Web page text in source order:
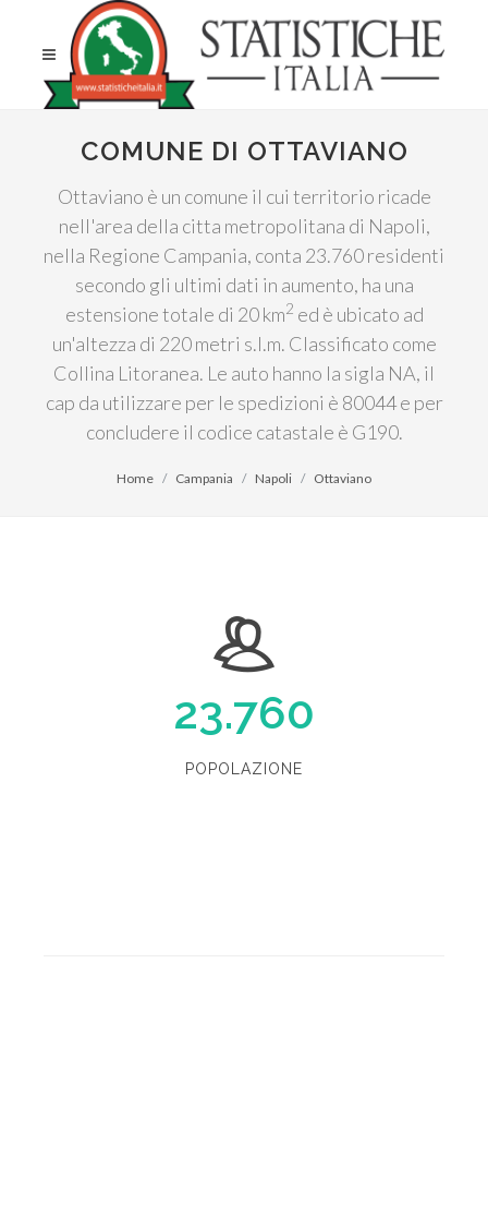
COMUNE DI OTTAVIANO
Ottaviano è un comune il cui territorio ricade
nell'area della citta metropolitana di Napoli,
nella Regione Campania, conta 23.760 residenti
secondo gli ultimi dati in aumento, ha una
estensione totale di 20 km2 ed è ubicato ad
un'altezza di 220 metri s.l.m. Classificato come
Collina Litoranea. Le auto hanno la sigla NA, il
cap da utilizzare per le spedizioni è 80044 e per
concludere il codice catastale è G190.
Home Campania Napoli Ottaviano
23.760
POPOLAZIONE